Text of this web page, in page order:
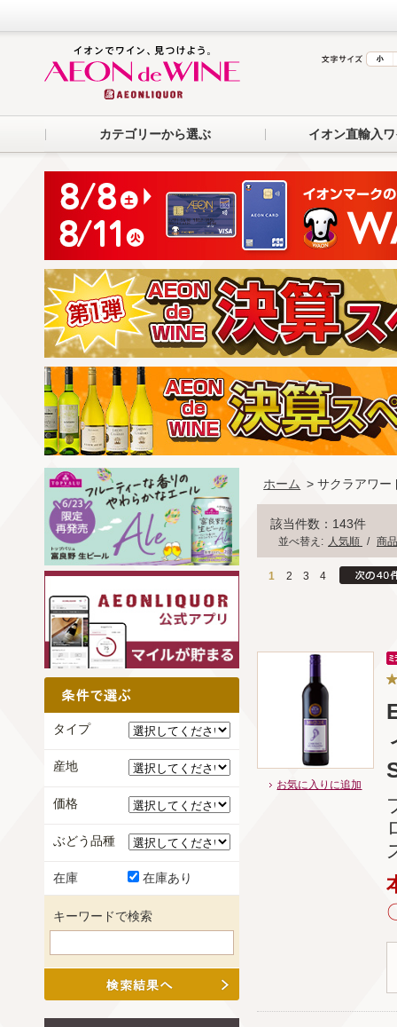
カテゴリーから選ぶ イオン直輸入
ホーム > サクラアワー
該当件数：143件
並べ替え: 人気順 / 商
1 2 3 4
お気に入りに追加
タイプ
産地
価格
ぶどう品種
在庫 在庫あり
キーワードで検索